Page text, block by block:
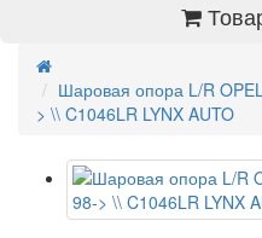
Шаровая опора L/R
> \\ C1046LR LYNX AUTO